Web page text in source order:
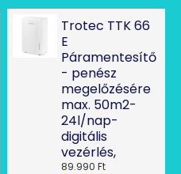
Trotec TTK 66
E
Páramentesítő
- penész
megelőzésére
max. 50m2-
24l/nap-
digitális
vezérlés,
89.990 Ft